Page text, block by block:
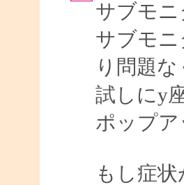
サブモ
サブモ
り問題
試しにy
ポップ
もし症